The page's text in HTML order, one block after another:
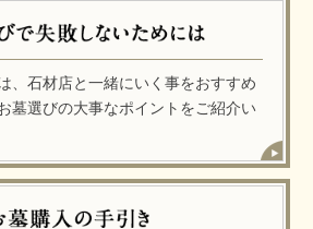
、石材店と一緒にいく事をおすすめ
墓選びの大事なポイントをご紹介い